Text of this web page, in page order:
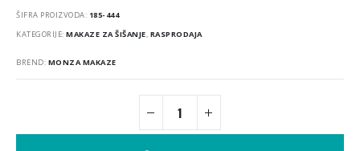
ŠIFRA PROIZVODA: 185-444
KATEGORIJE: MAKAZE ZA ŠIŠANJE, RASPRODAJA
BREND: MONZA MAKAZE